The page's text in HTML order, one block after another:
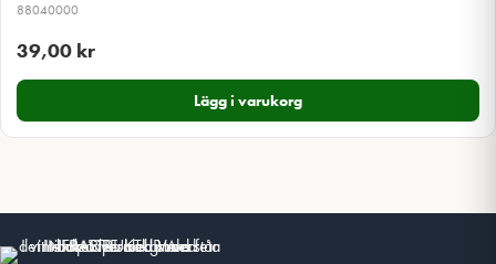
88040000
39,00 kr
Lägg i varukorg